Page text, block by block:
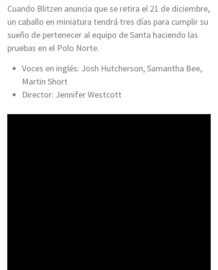
Cuando Blitzen anuncia que se retira el 21 de diciembre,
un caballo en miniatura tendrá tres días para cumplir su
sueño de pertenecer al equipo de Santa haciendo las
pruebas en el Polo Norte.
Voces en inglés: Josh Hutcherson, Samantha Bee,
Martin Short
Director: Jennifer Westcott